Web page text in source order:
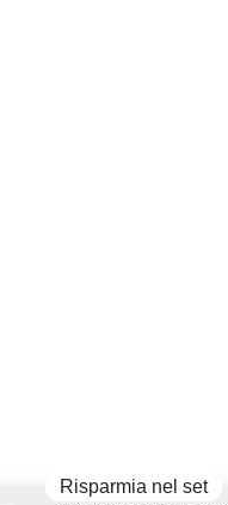
Risparmia nel set